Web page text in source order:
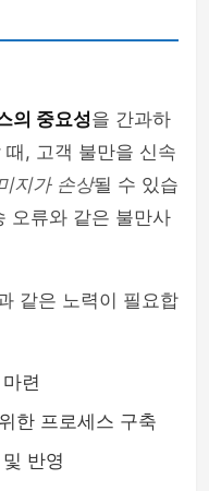
의 중요성을 간과하
, 고객 불만을 신속
지가 손상될 수 있습
오류와 같은 불만사
같은 노력이 필요합
련
한 프로세스 구축
반영